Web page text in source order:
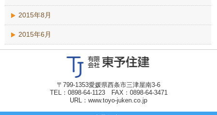
2015年8月
2015年6月
〒799-1353愛媛県西条市三津屋南3-6
TEL：0898-64-1123 FAX：0898-64-3471
URL：www.toyo-juken.co.jp